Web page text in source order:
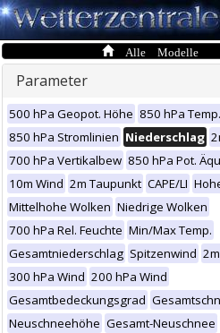
Alle Modelle
Parameter
500 hPa Geopot. Höhe 850 hPa Temp.
850 hPa Stromlinien Niederschlag
700 hPa Vertikalbew 850 hPa Pot.
10m Wind 2m Taupunkt CAPE/LI
Mittelhohe Wolken Niedrige Wolken
700 hPa Rel. Feuchte Min/Max Temp.
Gesamtniederschlag Spitzenwind
300 hPa Wind 200 hPa Wind
Gesamtbedeckungsgrad
Neuschneehöhe Gesamt-Neuschnee